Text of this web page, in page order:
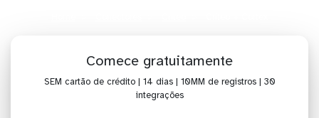
Comece gratuitamente
SEM cartão de crédito | 14 dias | 10MM de registros | 30
integrações